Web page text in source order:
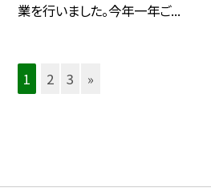
業を行いました。今年一年ご...
1 2 3 »